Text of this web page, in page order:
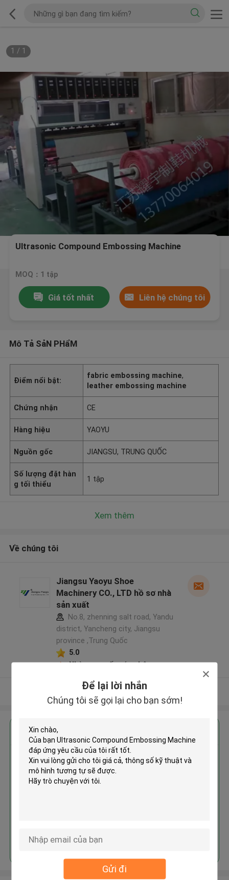
Để lại lời nhắn
Chúng tôi sẽ gọi lại cho bạn sớm!
Gửi đi
1 / 1
Ultrasonic Compound Embossing Machine
MOQ：1 tập
Giá tốt nhất Liên hệ chúng tôi
Mô Tả SảN PHẩM
Điểm nổi bật:
fabric embossing machine,
leather embossing machine
Chứng nhận CE
Hàng hiệu YAOYU
Nguồn gốc JIANGSU, TRUNG QUỐC
Số lượng đặt hàn
g tối thiểu
1 tập
Xem thêm
Về chúng tôi
Jiangsu Yaoyu Shoe
Machinery CO., LTD hồ sơ nhà
sản xuất
No.8, zhenning salt road, Yandu
district, Yancheng city, Jiangsu
province ,Trung Quốc
5.0
Nhà cung cấp xác nhận
Xem thêm
Ultrasonic Compound
Embossing Machine
Tiếp tục